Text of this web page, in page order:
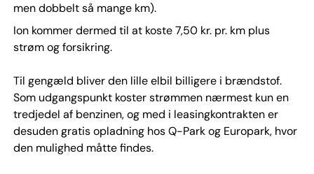
men dobbelt så mange km).
Ion kommer dermed til at koste 7,50 kr. pr. km plus
strøm og forsikring.
Til gengæld bliver den lille elbil billigere i brændstof.
Som udgangspunkt koster strømmen nærmest kun en
tredjedel af benzinen, og med i leasingkontrakten er
desuden gratis opladning hos Q-Park og Europark, hvor
den mulighed måtte findes.